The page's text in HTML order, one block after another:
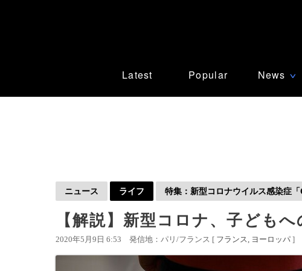
Latest Popular News ∨
ニュース ライフ 特集：新型コロナウイルス感染症「
【解説】新型コロナ、子ども
2020年5月9日 6:53 発信地：パリ/フランス [ フランス ヨーロッパ ]